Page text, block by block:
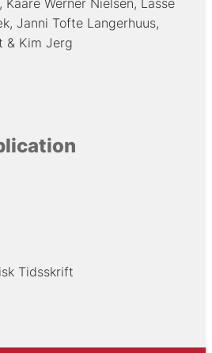
Janni Tofte Langerhuus
Kim Jerg
Tidsskrift